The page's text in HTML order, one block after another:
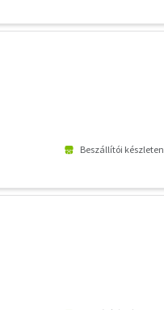
Beszállítói készleten